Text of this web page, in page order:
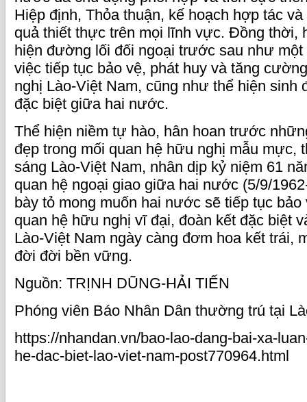
Hiệp định, Thỏa thuận, kế hoạch hợp tác
quả thiết thực trên mọi lĩnh vực. Đồng thời,
hiện đường lối đối ngoại trước sau như
việc tiếp tục bảo vệ, phát huy và tăng
nghị Lào-Việt Nam, cũng như thể hiện sinh
đặc biệt giữa hai nước.
Thể hiện niềm tự hào, hân hoan trước
đẹp trong mối quan hệ hữu nghị mẫu mực,
sáng Lào-Việt Nam, nhân dịp kỷ niệm 61
quan hệ ngoại giao giữa hai nước (5/9/
bày tỏ mong muốn hai nước sẽ tiếp tục bảo
quan hệ hữu nghị vĩ đại, đoàn kết đặc biệt
Lào-Việt Nam ngày càng đơm hoa kết trái,
đời đời bền vững.
Nguồn: TRỊNH DŨNG-HẢI TIẾN
Phóng viên Báo Nhân Dân thường trú tại
https://nhandan.vn/bao-lao-dang-bai-xa-
he-dac-biet-lao-viet-nam-post770964.html